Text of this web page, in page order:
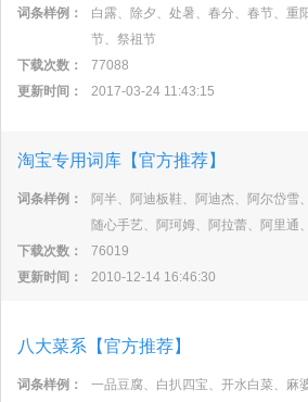
词条样例：
白露、除夕、处暑、春分、春节、重
节、祭祖节
下载次数：
77088
更新时间：
2017-03-24 11:43:15
淘宝专用词库【官方推荐】
词条样例：
阿半、阿迪板鞋、阿迪杰、阿尔岱
随心手艺、阿珂姆、阿拉蕾、阿里通
下载次数：
76019
更新时间：
2010-12-14 16:46:30
八大菜系【官方推荐】
词条样例：
一品豆腐、白扒四宝、开水白菜、麻